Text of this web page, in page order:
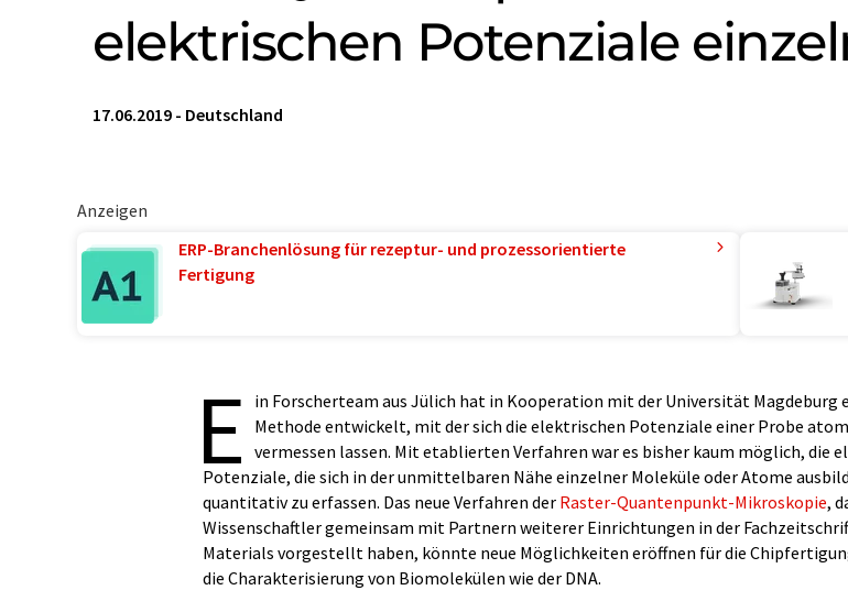
elektrischen Potenziale
17.06.2019 - Deutschland
Anzeigen
ERP-Branchenlösung für rezeptur- und prozessorientierte
Fertigung
E
in Forscherteam aus Jülich hat in Kooperation mit der Universität Magdeburg
Methode entwickelt, mit der sich die elektrischen Potenziale einer Probe
vermessen lassen. Mit etablierten Verfahren war es bisher kaum möglich, die
Potenziale, die sich in der unmittelbaren Nähe einzelner Moleküle oder Atome
quantitativ zu erfassen. Das neue Verfahren der Raster-Quantenpunkt-Mikroskopie,
Wissenschaftler gemeinsam mit Partnern weiterer Einrichtungen in der
Materials vorgestellt haben, könnte neue Möglichkeiten eröffnen für die
die Charakterisierung von Biomolekülen wie der DNA.